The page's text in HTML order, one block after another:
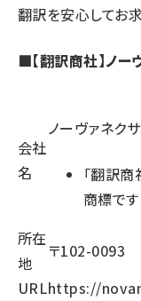
翻訳を安心してお
■【翻訳商社】ノー
会社
名
ノーヴァネク
「翻訳
商標です
所在
地
〒102-0093
URLhttps://